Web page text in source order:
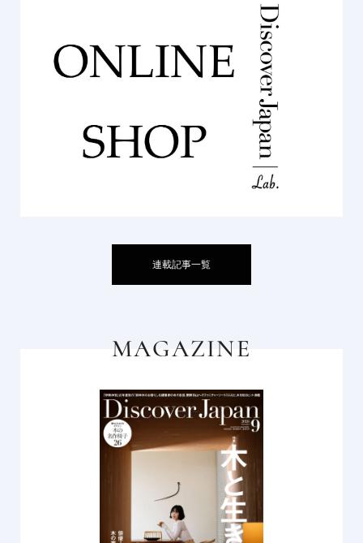
連載記事一覧
MAGAZINE